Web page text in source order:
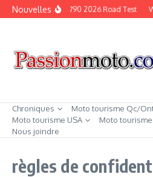
Aller au contenu
NouvellesKTM Duke 790 2026 Road Test
Chroniques
Moto tourisme Qc/
Moto tourisme USA
Moto
Nous joindre
règles de